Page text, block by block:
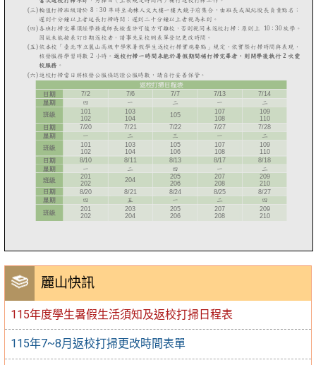
麗山快訊
115年度學生暑假生活須知及返校打掃日程表
115年7~8月返校打掃更改時間表單